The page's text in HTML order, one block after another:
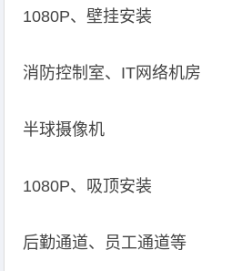
1080P、壁挂安装
消防控制室、IT网络机房
半球摄像机
1080P、吸顶安装
后勤通道、员工通道等